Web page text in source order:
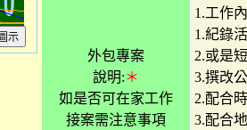
外包專案
說明:＊
如是否可在家工作
接案需注意事項
1.工作
1.紀錄
2.或是
3.撰改
2.配合
3.配合